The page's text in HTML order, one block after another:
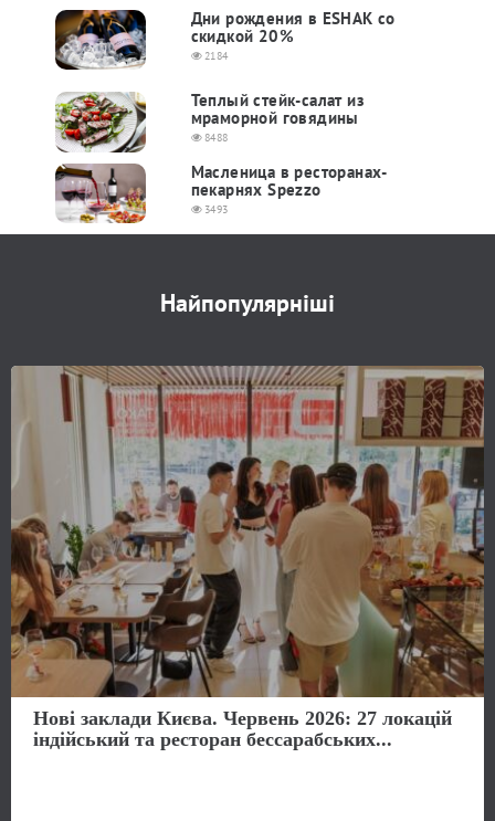
Дни рождения в ESHAK со
скидкой 20%
2184
Теплый стейк-салат из
мраморной говядины
8488
Масленица в ресторанах-
пекарнях Spezzo
3493
Найпопулярніші
Нові заклади Києва. Червень 2026: 27 локацій
індійський та ресторан бессарабських...